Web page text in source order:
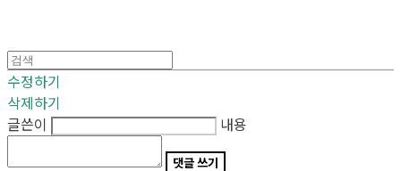
수정하기
삭제하기
글쓴이
내용
댓글 쓰기